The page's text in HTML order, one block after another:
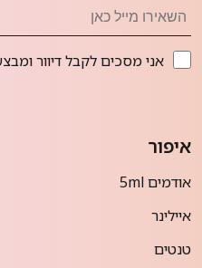
אני מסכים לקבל דיוור
איפור
אודמים 5ml
איילינר
טנטים